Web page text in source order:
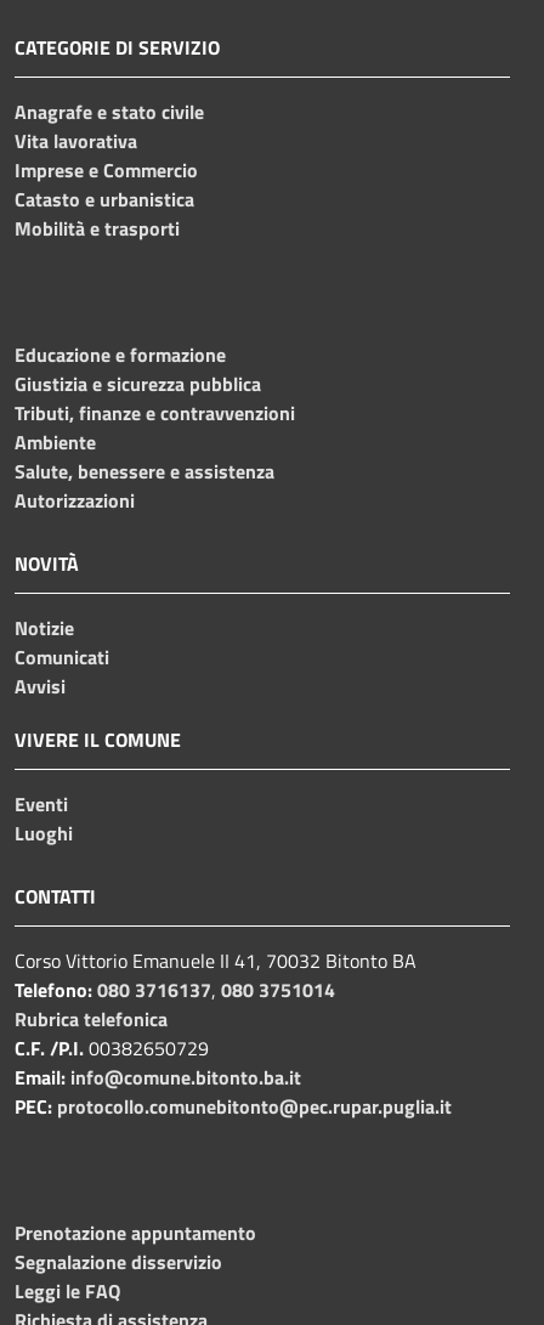
CATEGORIE DI SERVIZIO
Anagrafe e stato civile
Vita lavorativa
Imprese e Commercio
Catasto e urbanistica
Mobilità e trasporti
Educazione e formazione
Giustizia e sicurezza pubblica
Tributi, finanze e contravvenzioni
Ambiente
Salute, benessere e assistenza
Autorizzazioni
NOVITÀ
Notizie
Comunicati
Avvisi
VIVERE IL COMUNE
Eventi
Luoghi
CONTATTI
Corso Vittorio Emanuele II 41, 70032 Bitonto BA
Telefono:080 3716137, 080 3751014
Rubrica telefonica
C.F. /P.I.00382650729
Email: info@comune.bitonto.ba.it
PEC: protocollo.comunebitonto@pec.rupar.puglia.it
Prenotazione appuntamento
Segnalazione disservizio
Leggi le FAQ